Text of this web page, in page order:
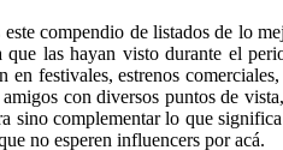
compendio de listados de lo
las hayan visto durante el
festivales, estrenos
con diversos puntos de
sino complementar lo que
no esperen influencers por acá.